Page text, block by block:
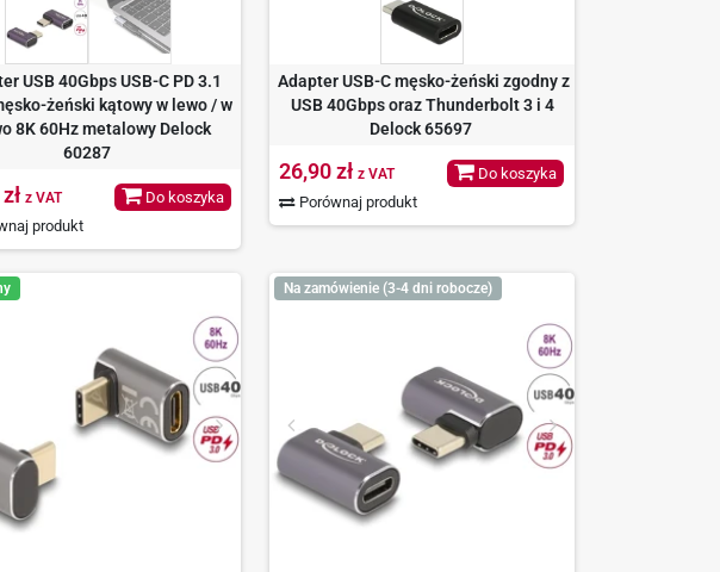
USB 40Gbps USB-C PD 3.1
żeński kątowy w lewo / w
8K 60Hz metalowy Delock
60287
z VAT
produkt
Do koszyka
Adapter USB-C męsko-żeński zgodny z
USB 40Gbps oraz Thunderbolt 3 i 4
Delock 65697
26,90 złz VAT
Porównaj produkt
Do koszyka
Na zamówienie (3-4 dni robocze)